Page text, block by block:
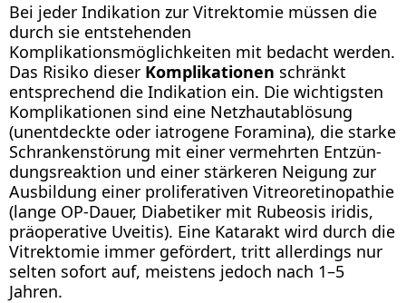
Bei jeder Indikation zur Vitrektomie müssen die
durch sie entstehenden
Komplikationsmöglichkeiten mit bedacht werden.
Das Risiko dieser Komplikationen schränkt
entsprechend die Indikation ein. Die wichtigsten
Komplikationen sind eine Netzhautablösung
(unentdeckte oder iatrogene Foramina), die starke
Schrankenstörung mit einer vermehrten Entzün­
dungsreaktion und einer stärkeren Neigung zur
Ausbildung einer proliferativen Vitreoretinopathie
(lange OP-Dauer, Diabetiker mit Rubeosis iridis,
präoperative Uveitis). Eine Katarakt wird durch die
Vitrektomie immer gefördert, tritt allerdings nur
selten sofort auf, meistens jedoch nach 1–5
Jahren.